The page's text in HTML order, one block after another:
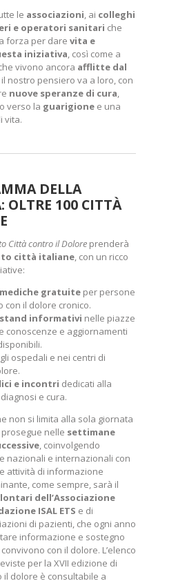
le associazioni, ai colleghi
e operatori sanitari che
forza per dare vita e
iniziativa, così come a
vivono ancora afflitte dal
il nostro pensiero va a loro, con
nuove speranze di cura,
verso la guarigione e una
vita.
DELLA
OLTRE 100 CITTÀ
Città contro il Dolore prenderà
città italiane, con un ricco
gratuiteper persone
con il dolore cronico.
informativi nelle piazze
conoscenze e aggiornamenti
ospedali e nei centri di
e incontri dedicati alla
e cura.
non si limita alla sola giornata
nelle settimane
, coinvolgendo
nazionali e internazionali con
attività di informazione
come sempre, sarà il
dell’Associazione
ISAL ETS e di
di pazienti, che ogni anno
informazione e sostegno
con il dolore. L’elenco
per la XVII edizione di
il dolore è consultabile a